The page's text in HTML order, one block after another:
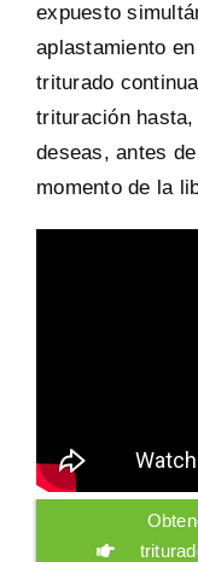
expuesto
aplastamiento
triturado
trituración
deseas, antes
momento de la